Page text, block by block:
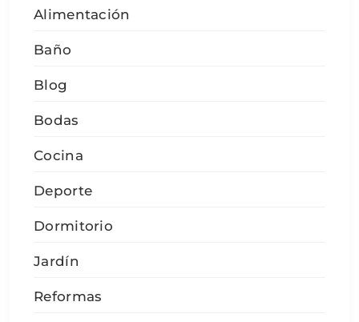
Alimentación
Baño
Blog
Bodas
Cocina
Deporte
Dormitorio
Jardín
Reformas